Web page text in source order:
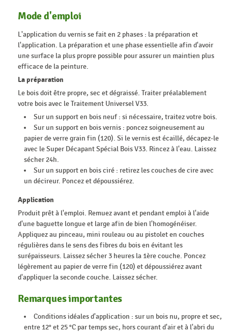
Mode d'emploi
L'application du vernis se fait en 2 phases : la préparation et
l'application. La préparation et une phase essentielle afin d'avoir
une surface la plus propre possible pour assurer un maintien plus
efficace de la peinture.
La préparation
Le bois doit être propre, sec et dégraissé. Traiter préalablement
votre bois avec le Traitement Universel V33.
Sur un support en bois neuf : si nécessaire, traitez votre bois.
Sur un support en bois vernis : poncez soigneusement au
papier de verre grain fin (120). Si le vernis est écaillé, décapez-le
avec le Super Décapant Spécial Bois V33. Rincez à l'eau. Laissez
sécher 24h.
Sur un support en bois ciré : retirez les couches de cire avec
un décireur. Poncez et dépoussiérez.
Application
Produit prêt à l'emploi. Remuez avant et pendant emploi à l'aide
d'une baguette longue et large afin de bien l'homogénéiser.
Appliquez au pinceau, mini rouleau ou au pistolet en couches
régulières dans le sens des fibres du bois en évitant les
surépaisseurs. Laissez sécher 3 heures la 1ère couche. Poncez
légèrement au papier de verre fin (120) et dépoussiérez avant
d'appliquer la seconde couche. Laissez sécher.
Remarques importantes
Conditions idéales d'application : sur un bois nu, propre et sec,
entre 12° et 25 °C par temps sec, hors courant d'air et à l'abri du